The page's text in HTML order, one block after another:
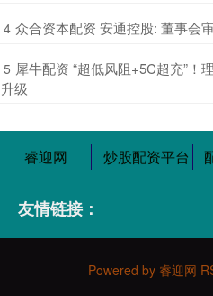
4 众合资本配资 安通控股: 董事会
5 犀牛配资 “超低风阻+5C超充”！
升级
睿迎网 炒股配资平台
友情链接：
Powered by 睿迎网